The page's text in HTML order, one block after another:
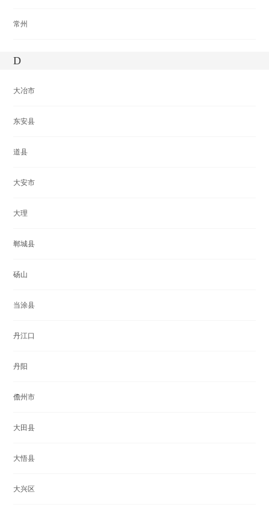
常州
D
大冶市
东安县
道县
大安市
大理
郸城县
砀山
当涂县
丹江口
丹阳
儋州市
大田县
大悟县
大兴区